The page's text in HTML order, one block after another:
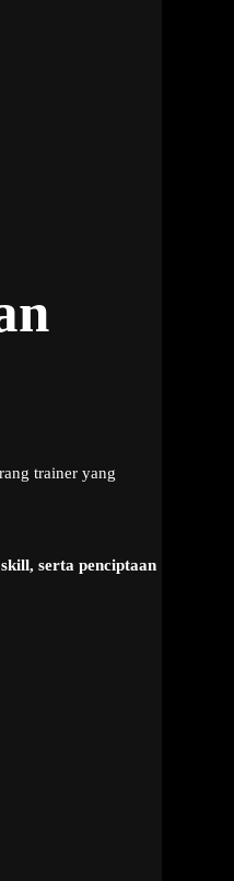
trainer yang
serta penciptaan